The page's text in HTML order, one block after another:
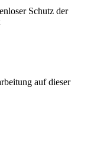
Schutz der
auf dieser